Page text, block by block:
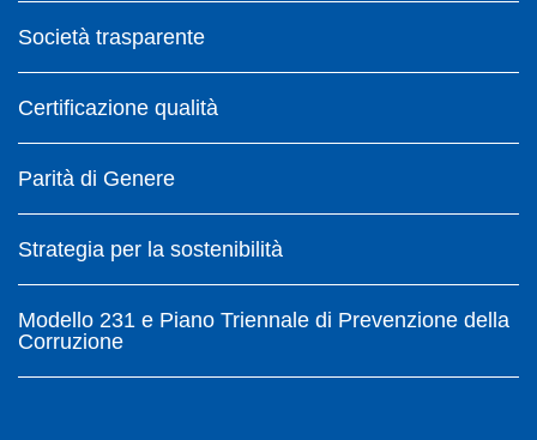
Società trasparente
Certificazione qualità
Parità di Genere
Strategia per la sostenibilità
Modello 231 e Piano Triennale di Prevenzione della
Corruzione